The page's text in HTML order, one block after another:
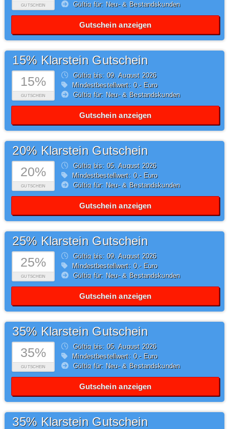
GUTSCHEIN
Gültig für: Neu- & Bestandskunden
Gutschein anzeigen
15%
GUTSCHEIN
15% Klarstein Gutschein
Gültig bis: 09.August2026
Mindestbestellwert: 0,- Euro
Gültig für: Neu- & Bestandskunden
Gutschein anzeigen
20%
GUTSCHEIN
20% Klarstein Gutschein
Gültig bis: 05.August2026
Mindestbestellwert: 0,- Euro
Gültig für: Neu- & Bestandskunden
Gutschein anzeigen
25%
GUTSCHEIN
25% Klarstein Gutschein
Gültig bis: 09.August2026
Mindestbestellwert: 0,- Euro
Gültig für: Neu- & Bestandskunden
Gutschein anzeigen
35%
GUTSCHEIN
35% Klarstein Gutschein
Gültig bis: 05.August2026
Mindestbestellwert: 0,- Euro
Gültig für: Neu- & Bestandskunden
Gutschein anzeigen
35% Klarstein Gutschein